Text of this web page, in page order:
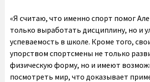
«Я считаю, что именно спорт помог
только выработать дисциплину, но и
успеваемость в школе. Кроме того,
упорством спортсмены не только
физическую форму, но и имеют
посмотреть мир, что доказывает